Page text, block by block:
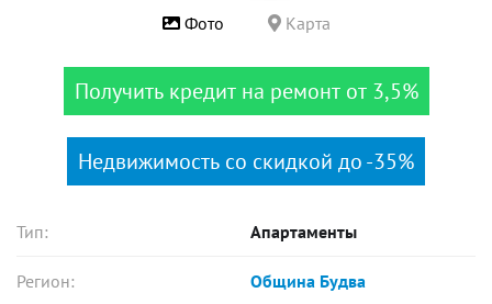
Фото Карта
Получить кредит на ремонт от 3,5%
Недвижимость со скидкой до -35%
Тип: Апартаменты
Регион:
Община Будва